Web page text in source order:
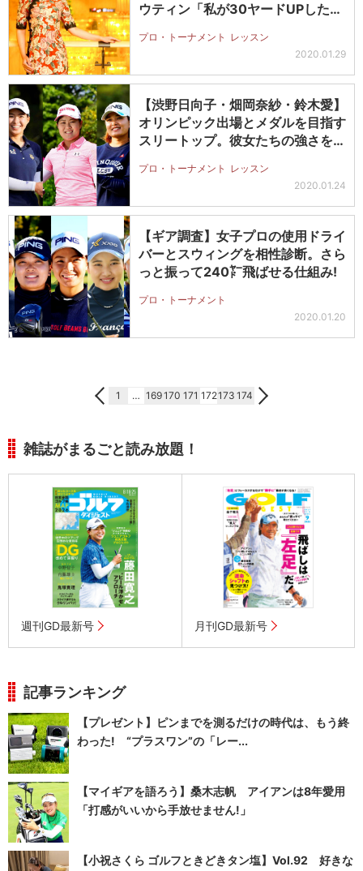
ウティン「私が30ヤードUPした秘
プロ・トーナメント レッスン
2020.01.29
【渋野日向子・畑岡奈紗・鈴木愛】
オリンピック出場とメダルを目指す
スリートップ。彼女たちの強さを再
プロ・トーナメント レッスン
2020.01.24
【ギア調査】女子プロの使用ドライ
バーとスウィングを相性診断。さら
っと振って240㍎飛ばせる仕組み!
プロ・トーナメント
2020.01.20
1 … 169170 171 172173 174
雑誌がまるごと読み放題！
週刊GD最新号 月刊GD最新号
記事ランキング
【プレゼント】ピンまでを測るだけの時代は、もう終
わった! “プラスワン”の「レー...
【マイギアを語ろう】桑木志帆 アイアンは8年愛用
「打感がいいから手放せません!」
【小祝さくら ゴルフときどきタン塩】Vol.92 好きな